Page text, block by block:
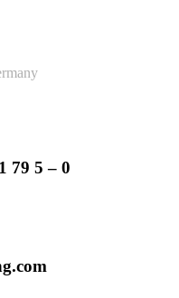
79 5 – 0